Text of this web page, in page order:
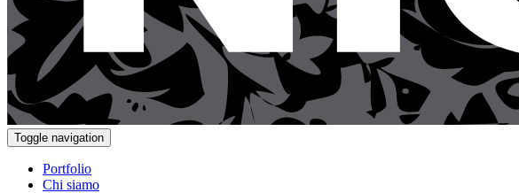
Toggle navigation
Portfolio
Chi siamo